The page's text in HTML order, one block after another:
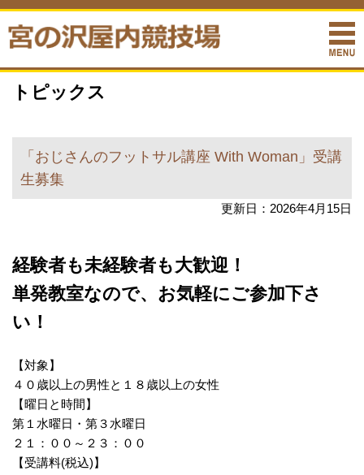
トピックス
「おじさんのフットサル講座 With Woman」受講
生募集
更新日：2026年4月15日
経験者も未経験者も大歓迎！
単発教室なので、お気軽にご参加下さ
い！
【対象】
４０歳以上の男性と１８歳以上の女性
【曜日と時間】
第１水曜日・第３水曜日
２１：００～２３：００
【受講料(税込)】